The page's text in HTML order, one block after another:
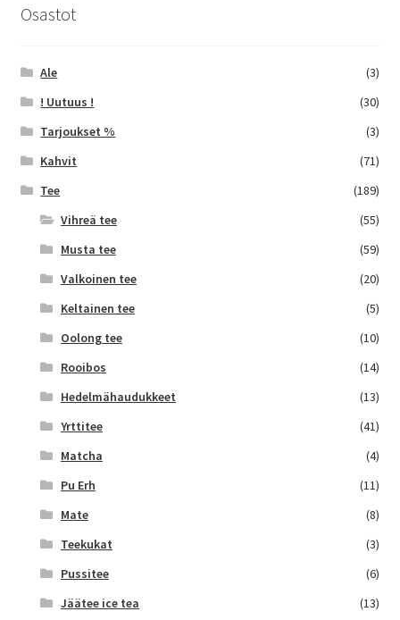
Osastot
Ale
(3)
! Uutuus !
(30)
Tarjoukset %
(3)
Kahvit
(71)
Tee
(189)
Vihreä tee
(55)
Musta tee
(59)
Valkoinen tee
(20)
Keltainen tee
(5)
Oolong tee
(10)
Rooibos
(14)
Hedelmähaudukkeet
(13)
Yrttitee
(41)
Matcha
(4)
Pu Erh
(11)
Mate
(8)
Teekukat
(3)
Pussitee
(6)
Jäätee ice tea
(13)